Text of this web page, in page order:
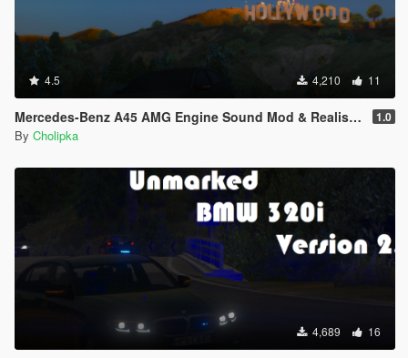
4.5 4,210 11
Mercedes-Benz A45 AMG Engine Sound Mod & Realistic Handling 1.0
By Cholipka
4,689 16